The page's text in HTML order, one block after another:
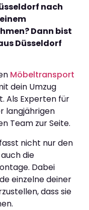
nach
Dann bist
Düsseldorf
Möbeltransport
dein Umzug
Als Experten für
langjährigen
Team zur Seite.
nicht nur den
die
Dabei
einzelne deiner
dass sie